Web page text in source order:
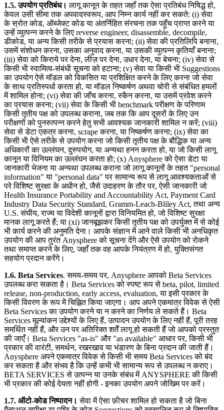
1.5. उपयोग प्रतिबंध। लागू कानून के तहत जहाँ तक ऐसा प्रतिबंध निषिद्ध हो,
केवल उसी सीमा तक अपवादस्वरूप, आप निम्न कार्य नहीं कर सकते: (i) सेवा
के स्रोत कोड, ऑब्जेक्ट कोड या अंतर्निहित संरचना तक पहुँच प्राप्त करने या
उन्हें व्युत्पन्न करने के लिए reverse engineer, disassemble, decompile,
डीकोड, या अन्य किसी तरीके से प्रयास करना; (ii) सेवा की प्रतिलिपि बनाना,
उसमें संशोधन करना, उसका अनुवाद करना, या उसकी व्युत्पन्न कृतियाँ बनाना;
(iii) सेवा को किराये पर देना, लीज़ पर देना, उधार देना, या बेचना; (iv) सेवा से
किसी भी स्वामित्व-संबंधी सूचना को हटाना; (v) सेवा या किसी भी Suggestions
का उपयोग ऐसे मॉडल को विकसित या प्रशिक्षित करने के लिए करना जो सेवा
के साथ प्रतिस्पर्धा करता हो, या मॉडल निष्कर्षण अथवा चोरी से संबंधित हमलों
में शामिल होना; (vi) सेवा की जाँच करना, स्कैन करना, या उसमें प्रवेश करने
का प्रयास करना; (vii) सेवा के किसी भी benchmark परीक्षण के परिणाम
किसी तृतीय पक्ष को उपलब्ध कराना, जब तक कि आप दूसरों के लिए उन
परीक्षणों को पुनरुत्पन्न करने हेतु सभी आवश्यक जानकारी शामिल न करें; (viii)
सेवा से डेटा एकत्र करना, scrape करना, या निष्कर्षण करना; (ix) सेवा का
किसी भी ऐसे तरीके से उपयोग करना जो किसी तृतीय पक्ष के बौद्धिक या अन्य
अधिकारों का उल्लंघन, दुरुपयोग, या अन्यथा हनन करता हो, या जो किसी लागू
कानून या विनियम का उल्लंघन करता हो; (x) Anysphere को ऐसा डेटा या
जानकारी भेजना या अन्यथा उपलब्ध कराना जो लागू कानूनों के तहत "personal
information" या "personal data" पर सामान्य रूप से लागू आवश्यकताओं से
परे विशिष्ट सुरक्षा के अधीन हो, जैसे उदाहरण के तौर पर, ऐसी जानकारी जो
Health Insurance Portability and Accountability Act, Payment Card
Industry Data Security Standard, Gramm-Leach-Bliley Act, तथा अन्य
U.S. संघीय, राज्य या विदेशी कानूनों द्वारा विनियमित हो, जो विशिष्ट सुरक्षा
मानक लागू करते हैं; या (xi) जानबूझकर किसी तृतीय पक्ष को उपर्युक्त में से कोई
भी कार्य करने की अनुमति देना। आपके संज्ञान में आने वाले किसी भी अनधिकृत
उपयोग की आप तुरंत Anysphere को सूचना देंगे और ऐसे उपयोग को रोकने
तथा समाप्त करने के लिए, जहाँ तक वह आपके नियंत्रण में हो, युक्तिसंगत
सहयोग प्रदान करेंगे।
1.6. Beta Services. समय-समय पर, Anysphere आपको Beta Services
उपलब्ध करा सकता है। Beta Services को स्पष्ट रूप से beta, pilot, limited
release, non-production, early access, evaluation, या इसी प्रकार के
किसी विवरण के रूप में चिह्नित किया जाएगा। आप अपने एकमात्र विवेक से ऐसी
Beta Services का उपयोग करने या न करने का निर्णय ले सकते हैं। Beta
Services मूल्यांकन उद्देश्यों के लिए हैं, उत्पादन उपयोग के लिए नहीं हैं, पूरी तरह
समर्थित नहीं हैं, और उन पर अतिरिक्त शर्तें लागू हो सकती हैं जो आपको प्रस्तुत
की जाएँ। Beta Services "as-is" और "as available" आधार पर, किसी भी
प्रकार की वारंटी, समर्थन, रखरखाव या भंडारण के बिना प्रदान की जाती हैं।
Anysphere अपने एकमात्र विवेक से किसी भी समय Beta Services को बंद
कर सकता है और संभव है कि उन्हें कभी भी सामान्य रूप से उपलब्ध न कराए।
BETA SERVICES से उत्पन्न या उनके संबंध में ANYSPHERE की किसी
भी प्रकार की कोई देयता नहीं होगी - इनका उपयोग अपने जोखिम पर करें।
1.7. ऑटो-कोड निष्पादन। सेवा में ऐसा फ़ीचर शामिल हो सकता है जो बिना